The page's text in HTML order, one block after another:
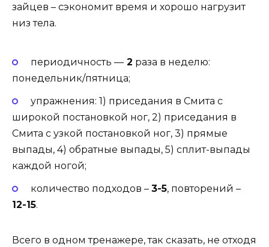
зайцев – сэкономит время и хорошо нагрузит
низ тела.
периодичность —2 раза в неделю:
понедельник/пятница;
упражнения: 1) приседания в Смита с
широкой постановкой ног, 2) приседания в
Смита с узкой постановкой ног, 3) прямые
выпады, 4) обратные выпады, 5) сплит-выпады
каждой ногой;
количество подходов – 3-5, повторений –
12-15.
Всего в одном тренажере, так сказать, не отходя